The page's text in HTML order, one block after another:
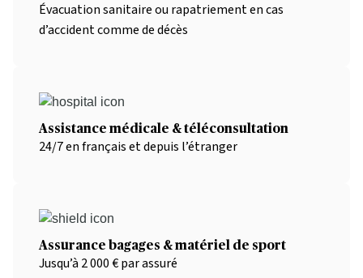
Évacuation sanitaire ou rapatriement en cas
d’accident comme de décès
Assistance médicale & téléconsultation
24/7 en français et depuis l’étranger
Assurance bagages & matériel de sport
Jusqu’à 2 000 € par assuré